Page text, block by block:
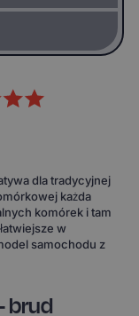
dla tradycyjnej
każda
komórek i tam
w
samochodu z
brud